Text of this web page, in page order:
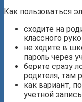
Как пользоваться
сходите на
классного
не ходите в
пароль через
берите сразу
родителя, там
как вариант,
учетной